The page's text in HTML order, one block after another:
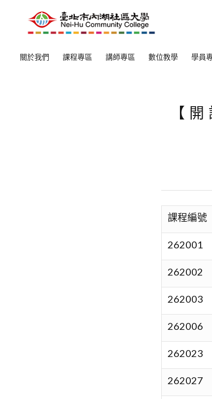
關於我們 課程專區 講師專區 數位教學 學員
【
課程編號
262001
262002
262003
262006
262023
262027